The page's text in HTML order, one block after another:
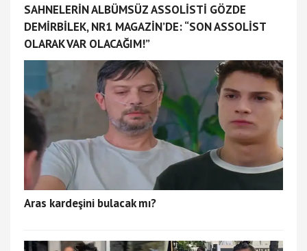
SAHNELERİN ALBÜMSÜZ ASSOLİSTİ GÖZDE
DEMİRBİLEK, NR1 MAGAZİN’DE: “SON ASSOLİST
OLARAK VAR OLACAĞIM!”
Aras kardeşini bulacak mı?